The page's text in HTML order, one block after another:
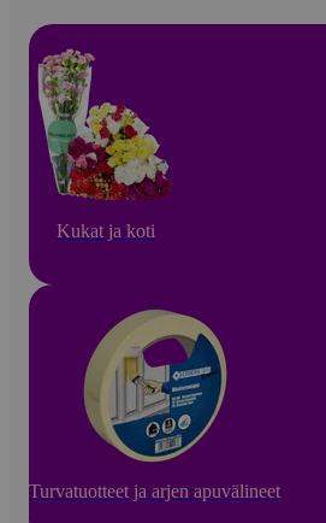
Kukat ja koti
Turvatuotteet ja arjen apuvälineet